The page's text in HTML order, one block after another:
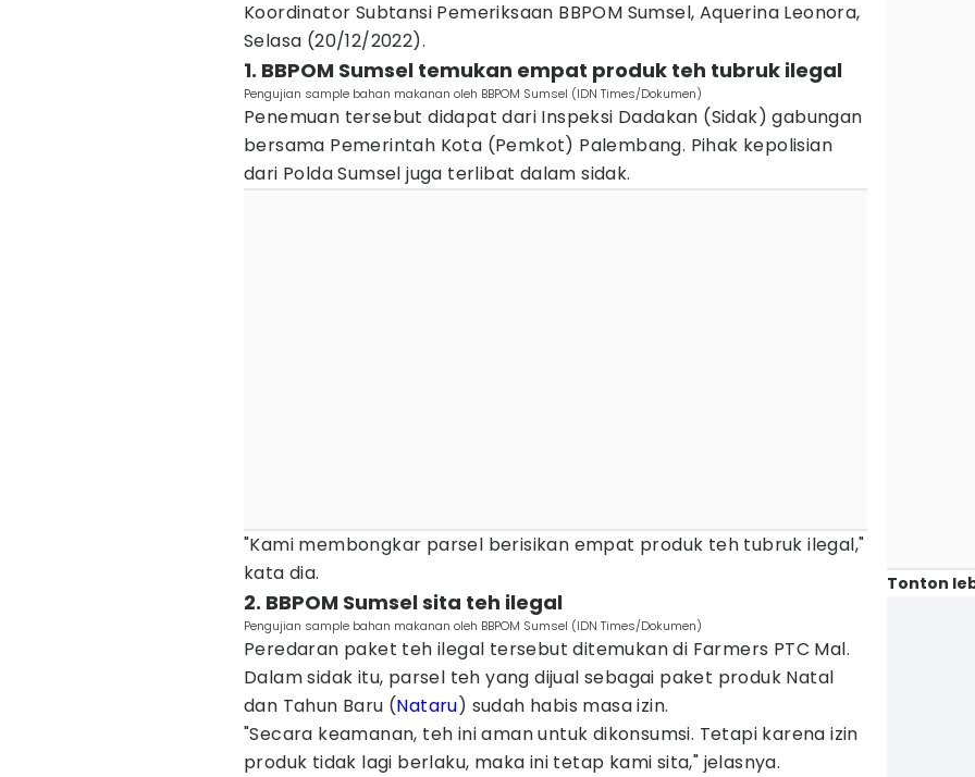
Koordinator Subtansi Pemeriksaan BBPOM Sumsel, Aquerina Leonora,
Selasa (20/12/2022).
1. BBPOM Sumsel temukan empat produk teh tubruk ilegal
Pengujian sample bahan makanan oleh BBPOM Sumsel (IDN Times/Dokumen)
Penemuan tersebut didapat dari Inspeksi Dadakan (Sidak) gabungan
bersama Pemerintah Kota (Pemkot) Palembang. Pihak kepolisian
dari Polda Sumsel juga terlibat dalam sidak.
"Kami membongkar parsel berisikan empat produk teh tubruk ilegal,"
kata dia.
2. BBPOM Sumsel sita teh ilegal
Pengujian sample bahan makanan oleh BBPOM Sumsel (IDN Times/Dokumen)
Peredaran paket teh ilegal tersebut ditemukan di Farmers PTC Mal.
Dalam sidak itu, parsel teh yang dijual sebagai paket produk Natal
dan Tahun Baru (Nataru) sudah habis masa izin.
"Secara keamanan, teh ini aman untuk dikonsumsi. Tetapi karena izin
produk tidak lagi berlaku, maka ini tetap kami sita," jelasnya.
Tonton